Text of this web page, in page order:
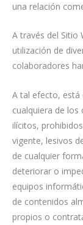
una relación
A través del Sitio
utilización de
colaboradores
A tal efecto,
cualquiera de
ilícitos,
vigente, lesivos
de cualquier
deteriorar o
equipos
de contenidos
propios o